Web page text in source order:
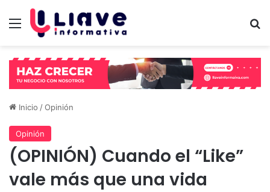
Menú
Inicio /Opinión
Opinión
(OPINIÓN) Cuando el “Like”
vale más que una vida